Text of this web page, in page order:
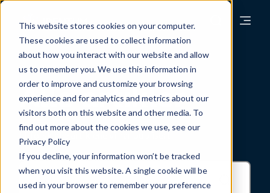
This website stores cookies on your computer.
These cookies are used to collect information
about how you interact with our website and allow
us to remember you. We use this information in
order to improve and customize your browsing
experience and for analytics and metrics about our
visitors both on this website and other media. To
find out more about the cookies we use, see our
Privacy Policy
If you decline, your information won’t be tracked
when you visit this website. A single cookie will be
used in your browser to remember your preference
Alle artikler
Utforsk alle artiklene vi har publisert